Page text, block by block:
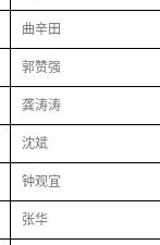
曲辛田
郭赞强
龚涛涛
沈斌
钟观宜
张华